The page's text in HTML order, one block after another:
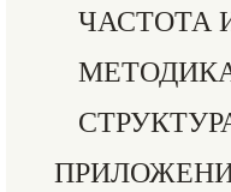
ЧАСТОТА